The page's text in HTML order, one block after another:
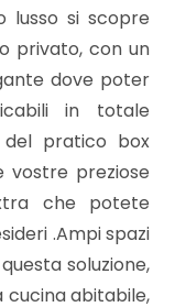
lusso si scopre
privato, con un
dove poter
in totale
del pratico box
preziose
che potete
.Ampi spazi
soluzione,
cucina abitabile,